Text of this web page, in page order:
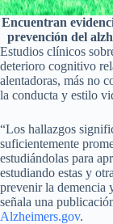
Encuentran
prevención del
Estudios clínicos
deterioro cognitivo
alentadoras, más no
la conducta y estilo
“Los hallazgos
suficientemente
estudiándolas para
estudiando estas y
prevenir la demencia
señala una
Alzheimers.gov.